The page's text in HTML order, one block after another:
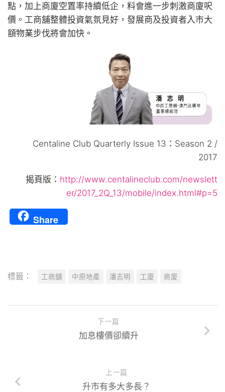
點，加上商廈空置率持續低企，料會進一步刺激商廈呎
價。工商舖整體投資氣氛見好，發展商及投資者入市大
額物業步伐將會加快。
Centaline Club Quarterly Issue 13：Season 2 /
2017
揭頁版： http://www.centalineclub.com/newslett
er/2017_2Q_13/mobile/index.html#p=5
Share
標籤： 工商舖 中原地產 潘志明 工廈 商廈
下一篇
加息樓價卻續升
上一篇
升市有多大多長？